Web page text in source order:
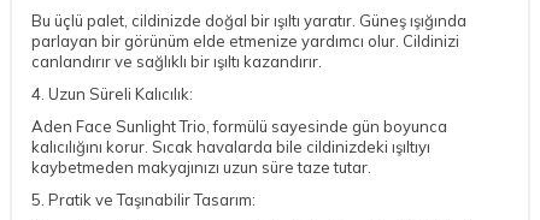
Bu üçlü palet, cildinizde doğal bir ışıltı yaratır. Güneş ışığında
parlayan bir görünüm elde etmenize yardımcı olur. Cildinizi
canlandırır ve sağlıklı bir ışıltı kazandırır.
4. Uzun Süreli Kalıcılık:
Aden Face Sunlight Trio, formülü sayesinde gün boyunca
kalıcılığını korur. Sıcak havalarda bile cildinizdeki ışıltıyı
kaybetmeden makyajınızı uzun süre taze tutar.
5. Pratik ve Taşınabilir Tasarım: